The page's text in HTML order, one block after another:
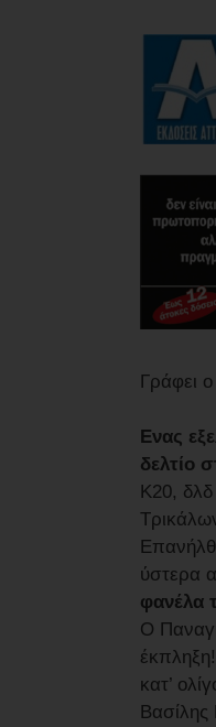
Γράφει ο
Ενας
δελτίο
Κ20,
ύστερα
φανέλα
Ο
κατ’
Βασίλης